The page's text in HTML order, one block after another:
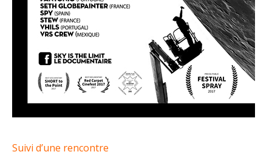
Suivi d’une rencontre